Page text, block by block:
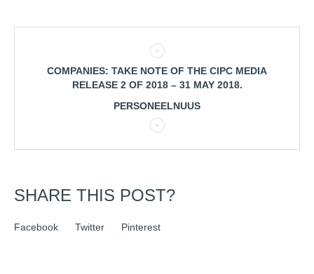
COMPANIES: TAKE NOTE OF THE CIPC MEDIA
RELEASE 2 OF 2018 – 31 MAY 2018.
PERSONEELNUUS
SHARE THIS POST?
Facebook Twitter Pinterest